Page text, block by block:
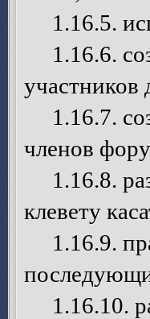
1.16.5.
1.16.6.
участников
1.16.7.
членов
1.16.8.
клевету
1.16.9.
1.16.10.